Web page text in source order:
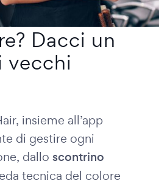
Dacci un
vecchi
insieme all’app
di gestire ogni
dallo scontrino
tecnica del colore